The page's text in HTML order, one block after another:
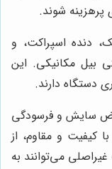
شوند.
دنده اسپراکت، و
بیل مکانیکی. این
دستگاه دارند.
سایش و فرسودگی
کیفیت و مقاوم، از
می‌توانند به